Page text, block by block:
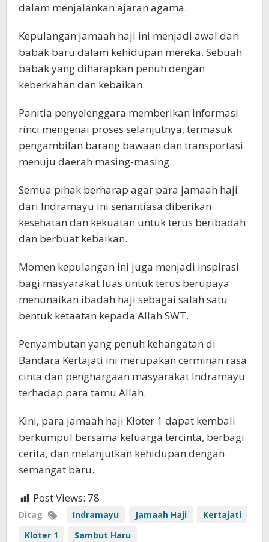
dalam menjalankan ajaran agama.
Kepulangan jamaah haji ini menjadi awal dari
babak baru dalam kehidupan mereka. Sebuah
babak yang diharapkan penuh dengan
keberkahan dan kebaikan.
Panitia penyelenggara memberikan informasi
rinci mengenai proses selanjutnya, termasuk
pengambilan barang bawaan dan transportasi
menuju daerah masing-masing.
Semua pihak berharap agar para jamaah haji
dari Indramayu ini senantiasa diberikan
kesehatan dan kekuatan untuk terus beribadah
dan berbuat kebaikan.
Momen kepulangan ini juga menjadi inspirasi
bagi masyarakat luas untuk terus berupaya
menunaikan ibadah haji sebagai salah satu
bentuk ketaatan kepada Allah SWT.
Penyambutan yang penuh kehangatan di
Bandara Kertajati ini merupakan cerminan rasa
cinta dan penghargaan masyarakat Indramayu
terhadap para tamu Allah.
Kini, para jamaah haji Kloter 1 dapat kembali
berkumpul bersama keluarga tercinta, berbagi
cerita, dan melanjutkan kehidupan dengan
semangat baru.
Post Views: 78
Ditag Indramayu Jamaah Haji
Kertajati
Kloter 1
Sambut Haru